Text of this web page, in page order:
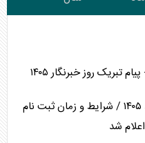
جدیدترین پیش فروش سایپا مرداد ۱۴۰۵ / شرایط و زمان ثبت نام